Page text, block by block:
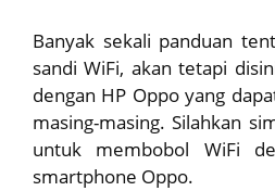
Banyak sekali panduan
sandi WiFi, akan tetapi
dengan HP Oppo yang
masing-masing. Silahkan
untuk membobol WiFi
smartphone Oppo.